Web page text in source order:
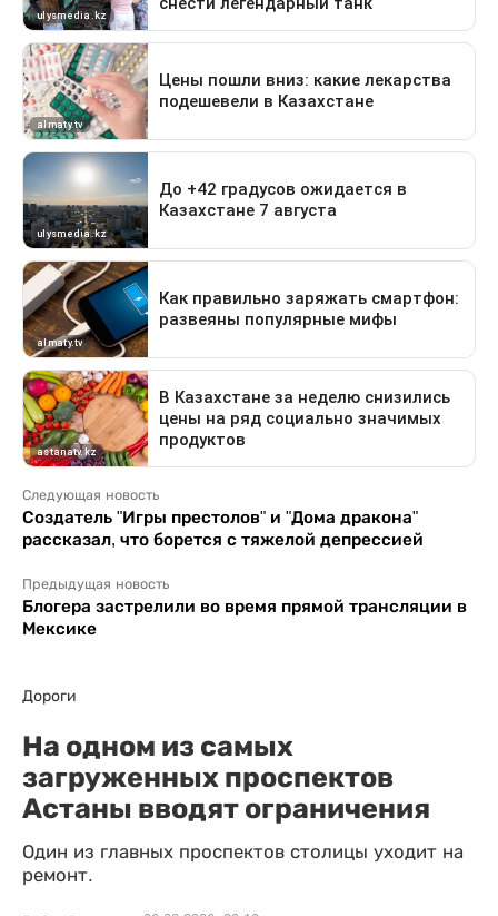
Следующая новость
Создатель "Игры престолов" и "Дома дракона"
рассказал, что борется с тяжелой депрессией
Предыдущая новость
Блогера застрелили во время прямой трансляции в
Мексике
Дороги
На одном из самых
загруженных проспектов
Астаны вводят ограничения
Один из главных проспектов столицы уходит на
ремонт.